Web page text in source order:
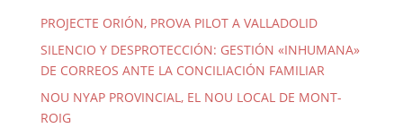
PROJECTE ORIÓN, PROVA PILOT A VALLADOLID
SILENCIO Y DESPROTECCIÓN: GESTIÓN «INHUMANA»
DE CORREOS ANTE LA CONCILIACIÓN FAMILIAR
NOU NYAP PROVINCIAL, EL NOU LOCAL DE MONT-
ROIG